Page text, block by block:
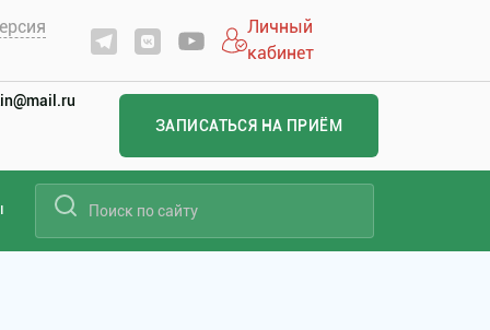
Личный
кабинет
ЗАПИСАТЬСЯ НА ПРИЁМ